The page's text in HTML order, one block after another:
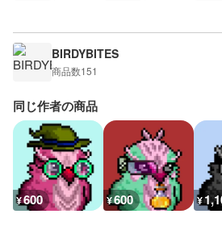
BIRDYBITES
商品数151
同じ作者の商品
¥600 ¥600 ¥